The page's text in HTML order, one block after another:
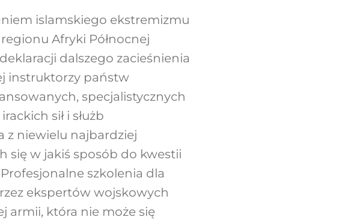
islamskiego ekstremizmu
Afryki Północnej
dalszego zacieśnienia
instruktorzy państw
specjalistycznych
sił i służb
z niewielu najbardziej
się w jakiś sposób do kwestii
szkolenia dla
ekspertów wojskowych
armii, która nie może się